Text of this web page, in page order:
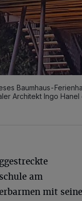
Baumhaus-
Architekt Ingo Hanel
am
mit